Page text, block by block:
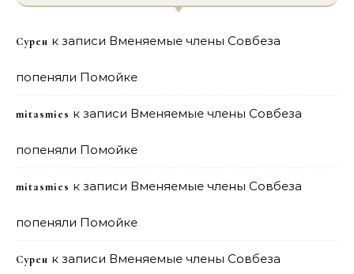
Сурен к записи Вменяемые члены Совбеза
попеняли Помойке
mitasmies к записи Вменяемые члены Совбеза
попеняли Помойке
mitasmies к записи Вменяемые члены Совбеза
попеняли Помойке
Сурен к записи Вменяемые члены Совбеза